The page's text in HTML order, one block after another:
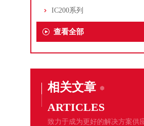
IC200系列
查看全部
相关文章
ARTICLES
致力于成为更好的解决方案供